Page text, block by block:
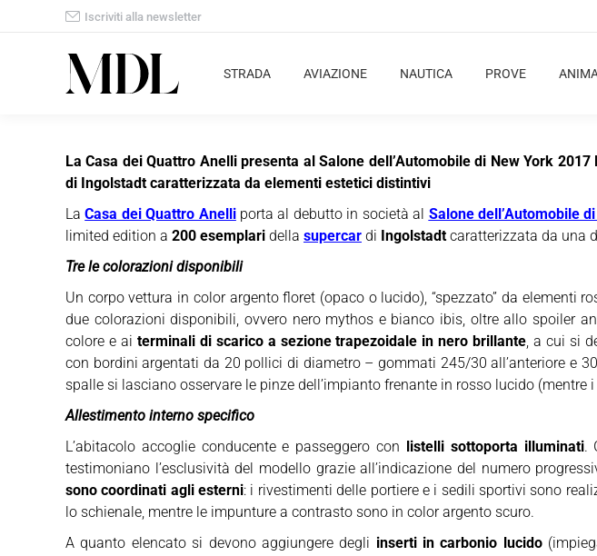
Iscriviti alla newsletter
STRADA AVIAZIONE NAUTICA PROVE
La Casa dei Quattro Anelli presenta al Salone dell’Automobile di New York
di Ingolstadt caratterizzata da elementi estetici distintivi
LaCasa dei Quattro Anelliporta al debutto in società al Salone dell’Automobile
limited edition a 200 esemplari della supercar di Ingolstadtcaratterizzata da una
Tre le colorazioni disponibili
Un corpo vettura in color argento floret (opaco o lucido), “spezzato” da elementi
due colorazioni disponibili, ovvero nero mythos e bianco ibis, oltre allo spoiler
colore e ai terminali di scarico a sezione trapezoidale in nero brillante, a cui si
con bordini argentati da 20 pollici di diametro – gommati 245/30 all’anteriore e
spalle si lasciano osservare le pinze dell’impianto frenante in rosso lucido
Allestimento interno specifico
L’abitacolo accoglie conducente e passeggero con listelli sottoporta illuminati.
testimoniano l’esclusività del modello grazie all’indicazione del numero
sono coordinati agli esterni: i rivestimenti delle portiere e i sedili sportivi sono
lo schienale, mentre le impunture a contrasto sono in color argento scuro.
A quanto elencato si devono aggiungere degli inserti in carbonio lucido